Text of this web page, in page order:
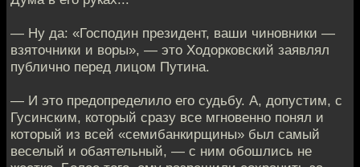
— Ну да: «Господин президент, ваши чиновники —
взяточники и воры», — это Ходорковский заявлял
публично перед лицом Путина.
— И это предопределило его судьбу. А, допустим, с
Гусинским, который сразу все мгновенно понял и
который из всей «семибанкирщины» был самый
веселый и обаятельный, — с ним обошлись не